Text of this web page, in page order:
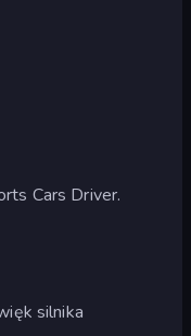
Cars Driver.
silnika